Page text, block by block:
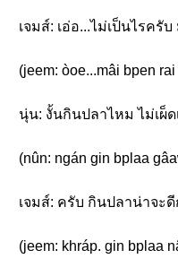
เจมส์: เอ่อ...ไม่เป็นไรครับ
(jeem: òoe...mâi bpen
นุ่น: งั้นกินปลาไหม ไม่เผ็ด
(nûn: ngán gin bplaa
เจมส์: ครับ กินปลาน่าจะดี
(jeem: khráp. gin bplaa